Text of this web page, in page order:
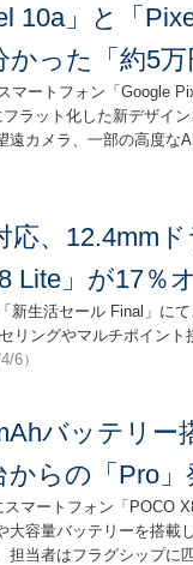
10a」と「
かった「約5万
マートフォン「Google
ラット化した新デザイ
遠カメラ、一部の高度な
応、12.4mm
Lite」が17％
新生活セール Final」に
リングやマルチポイン
6）
バッテリー
からの「Pro
マートフォン「POCO
大容量バッテリーを搭載
担当者はフラグシップに